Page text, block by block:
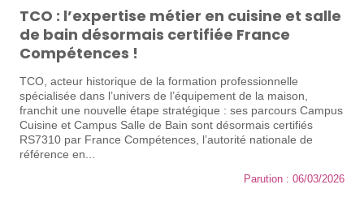
TCO : l’expertise métier en cuisine et salle
de bain désormais certifiée France
Compétences !
TCO, acteur historique de la formation professionnelle
spécialisée dans l’univers de l’équipement de la maison,
franchit une nouvelle étape stratégique : ses parcours Campus
Cuisine et Campus Salle de Bain sont désormais certifiés
RS7310 par France Compétences, l’autorité nationale de
référence en...
Parution : 06/03/2026